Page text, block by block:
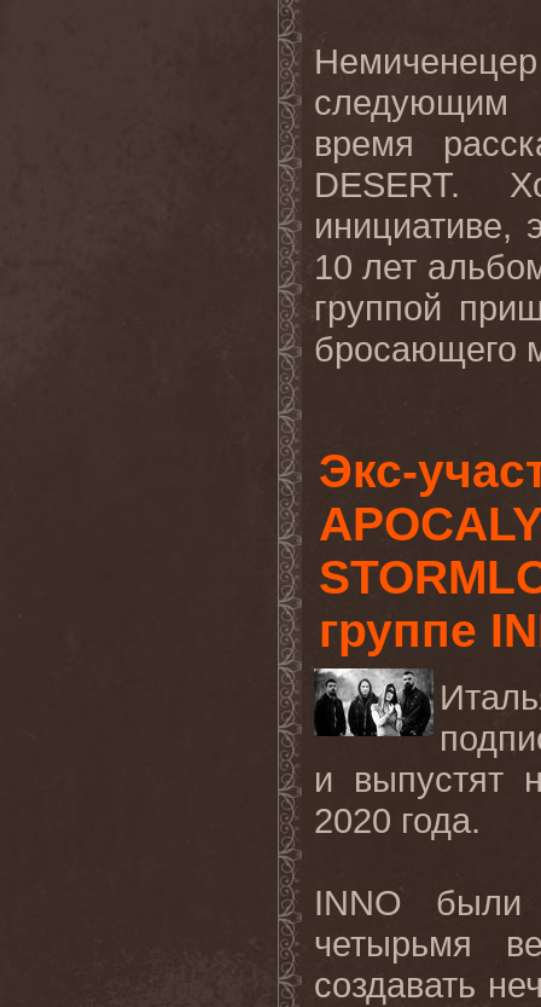
время
DESERT.
инициативе,
10 лет
группой
бросающего
Экс-
группе
и выпустят
2020 года.
INNO
четырьмя
создавать